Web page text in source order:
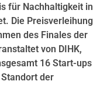
für Nachhaltigkeit in
Die Preisverleihung
des Finales der
von DIHK,
16 Start-ups
der